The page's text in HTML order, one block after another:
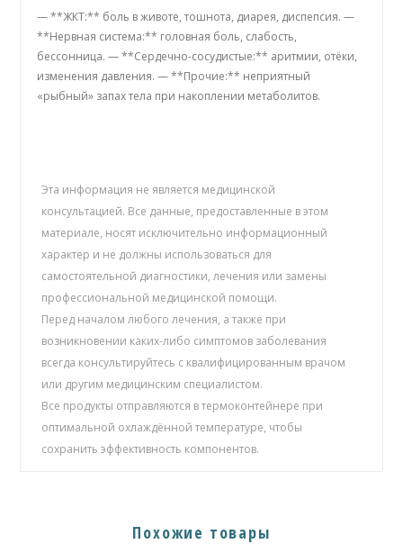
— **ЖКТ:** боль в животе, тошнота, диарея, диспепсия. —
**Нервная система:** головная боль, слабость,
бессонница. — **Сердечно-сосудистые:** аритмии, отёки,
изменения давления. — **Прочие:** неприятный
«рыбный» запах тела при накоплении метаболитов.
Эта информация не является медицинской
консультацией. Все данные, предоставленные в этом
материале, носят исключительно информационный
характер и не должны использоваться для
самостоятельной диагностики, лечения или замены
профессиональной медицинской помощи.
Перед началом любого лечения, а также при
возникновении каких-либо симптомов заболевания
всегда консультируйтесь с квалифицированным врачом
или другим медицинским специалистом.
Все продукты отправляются в термоконтейнере при
оптимальной охлаждённой температуре, чтобы
сохранить эффективность компонентов.
Похожие товары